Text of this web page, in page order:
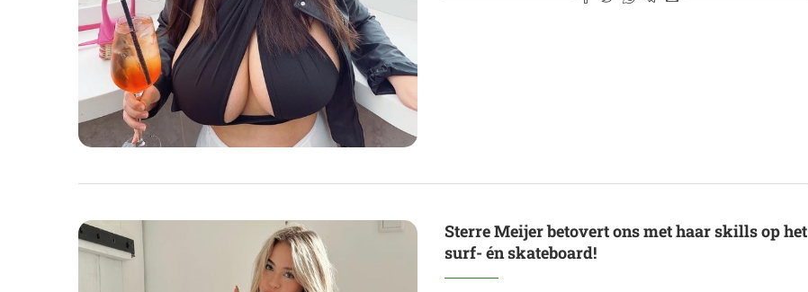
Sterre Meijer betovert ons met haar skills op het
surf- én skateboard!